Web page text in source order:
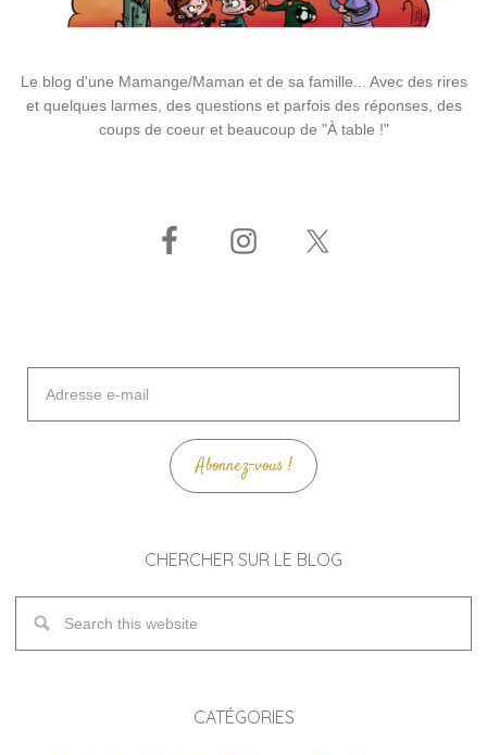
Le blog d'une Mamange/Maman et de sa famille... Avec des rires
et quelques larmes, des questions et parfois des réponses, des
coups de coeur et beaucoup de "À table !"
mail
Abonnez-vous !
CHERCHER SUR LE BLOG
CATÉGORIES